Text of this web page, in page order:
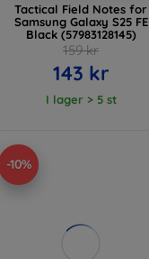
Tactical Field Notes for
Samsung Galaxy S25 FE
Black (57983128145)
159 kr
143 kr
I lager > 5 st
-10%